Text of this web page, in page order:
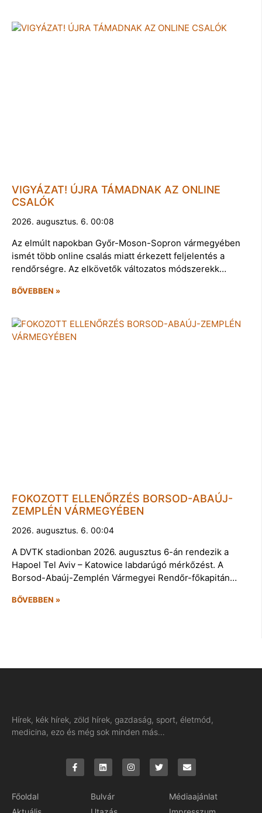
VIGYÁZAT! ÚJRA TÁMADNAK AZ ONLINE
CSALÓK
2026. augusztus. 6. 00:08
Az elmúlt napokban Győr-Moson-Sopron vármegyében
ismét több online csalás miatt érkezett feljelentés a
rendőrségre. Az elkövetők változatos módszerekk…
BŐVEBBEN »
FOKOZOTT ELLENŐRZÉS BORSOD-ABAÚJ-
ZEMPLÉN VÁRMEGYÉBEN
2026. augusztus. 6. 00:04
A DVTK stadionban 2026. augusztus 6-án rendezik a
Hapoel Tel Aviv – Katowice labdarúgó mérkőzést. A
Borsod-Abaúj-Zemplén Vármegyei Rendőr-főkapitán…
BŐVEBBEN »
Hírek, kék hírek, zöld hírek, gazdaság, sport, életmód,
medicina, ezo és még sok minden más…
Főoldal
Bulvár
Médiaajánlat